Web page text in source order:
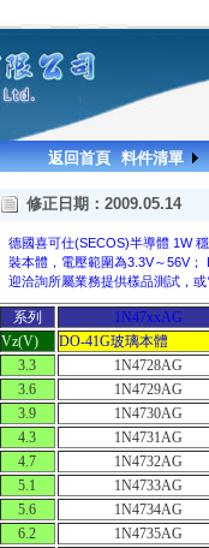
返回首頁 料件清單
修正日期：2009.05.14
德國喜可仕(SECOS)半導體 1W
裝本體，電壓範圍為3.3V～56V
迎洽詢所屬業務提供樣品測試，
系列 1N47xxAG
Vz(V)
DO-41G玻璃本體
3.3
1N4728AG
3.6
1N4729AG
3.9
1N4730AG
4.3
1N4731AG
4.7
1N4732AG
5.1
1N4733AG
5.6
1N4734AG
6.2
1N4735AG